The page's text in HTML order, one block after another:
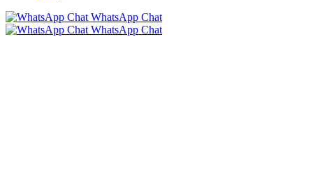
WhatsApp Chat
WhatsApp Chat